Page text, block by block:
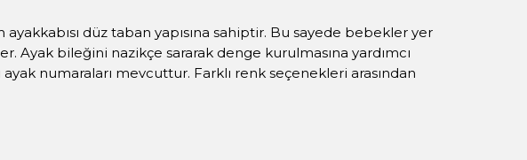
düz taban yapısına sahiptir. Bu sayede bebekler yer
Ayak bileğini nazikçe sararak denge kurulmasına yardımcı
numaraları mevcuttur. Farklı renk seçenekleri arasından